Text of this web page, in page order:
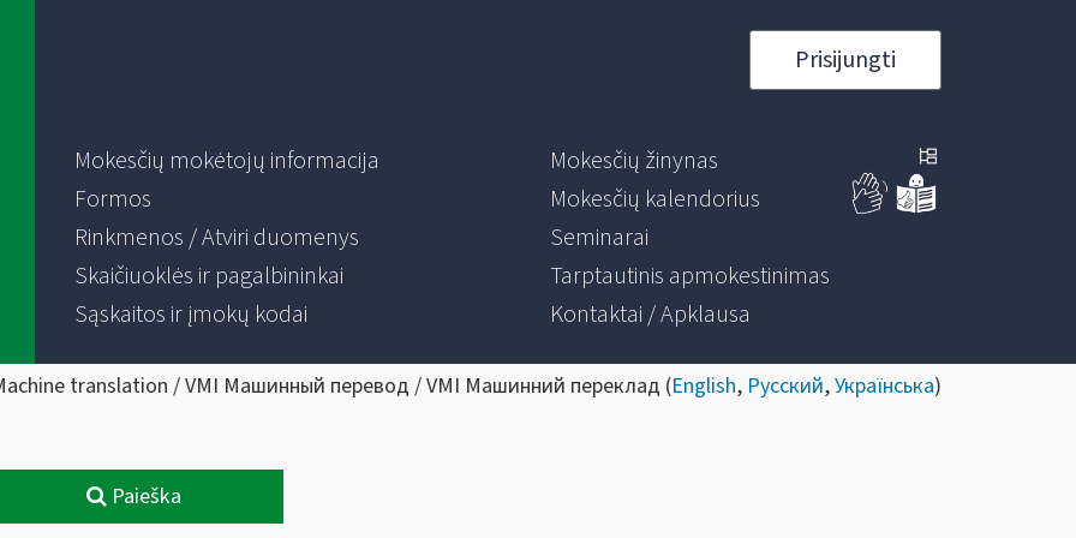
Prisijungti
Mokesčių mokėtojų informacija
Formos
Rinkmenos / Atviri duomenys
Skaičiuoklės ir pagalbininkai
Sąskaitos ir įmokų kodai
Mokesčių žinynas
Mokesčių kalendorius
Seminarai
Tarptautinis apmokestinimas
Kontaktai / Apklausa
translation / VMI Машинный перевод / VMI Машинний переклад (English, Русский,Українська)
Paieška